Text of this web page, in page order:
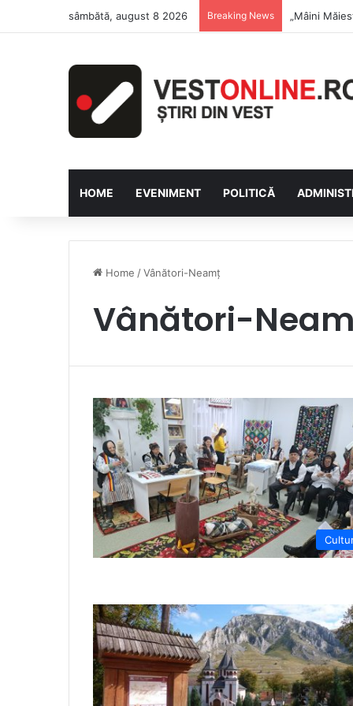
sâmbătă, august 8 2026 Breaking News Săptămâna
HOME EVENIMENT POLITICĂ
Home /Vânători-Neamț
Vânători-